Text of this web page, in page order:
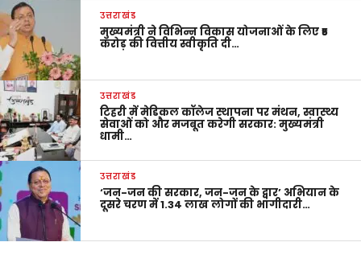
उत्तराखंड
मुख्यमंत्री ने विभिन्न विकास योजनाओं के लिए ₹5
करोड़ की वित्तीय स्वीकृति दी…
उत्तराखंड
टिहरी में मेडिकल कॉलेज स्थापना पर मंथन, स्वास्थ्य
सेवाओं को और मजबूत करेगी सरकार: मुख्यमंत्री
धामी…
उत्तराखंड
‘जन-जन की सरकार, जन-जन के द्वार’ अभियान के
दूसरे चरण में 1.34 लाख लोगों की भागीदारी…